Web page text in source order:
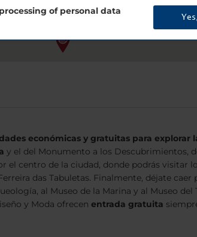
económicas y gratuitas para explorar
y el del Monumento a los Descubrimientos,
el centro de la ciudad, donde podrás visitar
das Tabuletas. Finalmente, déjate
al Museo de la Marina y al Museo
y Moda ofrecen entrada gratuita
of personal data